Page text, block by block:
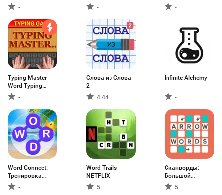
Game- -
-
Typing Master
Word Typing
Game-
Слова из Слова
2
4.44
Infinite Alchemy
-
Word Connect:
Тренировка
мозга
-
Word Trails
NETFLIX
5
Сканворды:
Большой
сборник
5